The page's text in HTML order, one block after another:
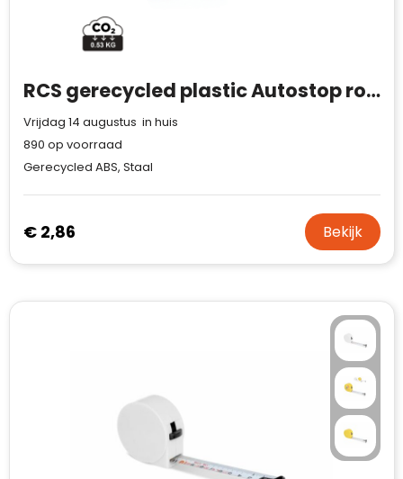
RCS gerecycled plastic Autostop rolmaat 3m/16mm
Vrijdag 14 augustus in huis
890 op voorraad
Gerecycled ABS, Staal
€ 2,86 Bekijk